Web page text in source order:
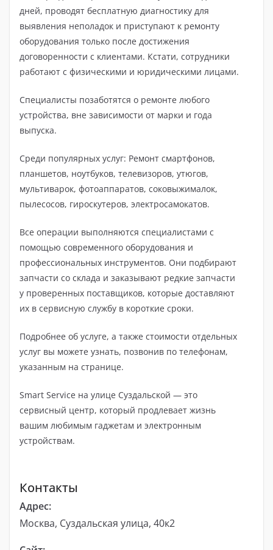
дней, проводят бесплатную диагностику для
выявления неполадок и приступают к ремонту
оборудования только после достижения
договоренности с клиентами. Кстати, сотрудники
работают с физическими и юридическими лицами.
Специалисты позаботятся о ремонте любого
устройства, вне зависимости от марки и года
выпуска.
Среди популярных услуг: Ремонт смартфонов,
планшетов, ноутбуков, телевизоров, утюгов,
мультиварок, фотоаппаратов, соковыжималок,
пылесосов, гироскутеров, электросамокатов.
Все операции выполняются специалистами с
помощью современного оборудования и
профессиональных инструментов. Они подбирают
запчасти со склада и заказывают редкие запчасти
у проверенных поставщиков, которые доставляют
их в сервисную службу в короткие сроки.
Подробнее об услуге, а также стоимости отдельных
услуг вы можете узнать, позвонив по телефонам,
указанным на странице.
Smart Service на улице Суздальской — это
сервисный центр, который продлевает жизнь
вашим любимым гаджетам и электронным
устройствам.
Контакты
Адрес:
Москва, Суздальская улица, 40к2